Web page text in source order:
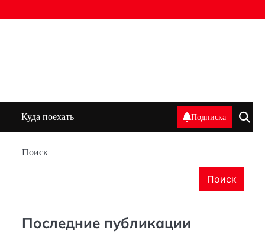
Куда поехать Подписка
Поиск
Поиск
Последние публикации